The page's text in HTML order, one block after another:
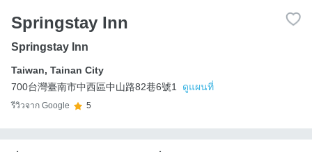
Springstay Inn
Springstay Inn
Taiwan, Tainan City
700台灣臺南市中西區中山路82巷6號1
ดูแผนที่
รีวิวจาก Google 5